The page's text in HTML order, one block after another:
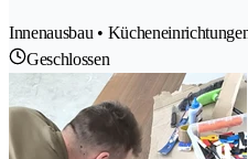
Innenausbau •
Geschlossen